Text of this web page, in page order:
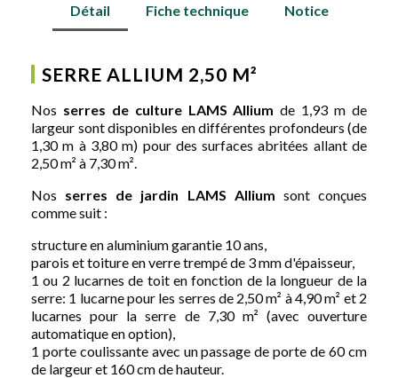
Détail Fiche technique Notice
SERRE ALLIUM 2,50 M²
Nos serres de culture LAMS Allium de 1,93 m de
largeur sont disponibles en différentes profondeurs (de
1,30 m à 3,80 m) pour des surfaces abritées allant de
2,50 m² à 7,30 m².
Nos serres de jardin LAMS Allium sont conçues
comme suit :
structure en aluminium garantie 10 ans,
parois et toiture en verre trempé de 3 mm d'épaisseur,
1 ou 2 lucarnes de toit en fonction de la longueur de la
serre: 1 lucarne pour les serres de 2,50 m² à 4,90 m² et 2
lucarnes pour la serre de 7,30 m² (avec ouverture
automatique en option),
1 porte coulissante avec un passage de porte de 60 cm
de largeur et 160 cm de hauteur.